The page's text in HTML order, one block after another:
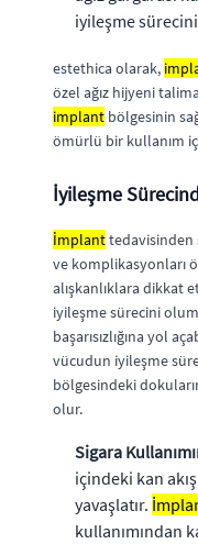
iyileşme
estethica olarak,
özel ağız hijyeni
implant bölgesinin
ömürlü bir kullanım
İyileşme
İmplanttedavisinden
ve komplikasyonları
alışkanlıklara dikkat
iyileşme sürecini
başarısızlığına yol
vücudun iyileşme
bölgesindeki
olur.
Sigara
içindeki kan
yavaşlatır.
kullanımından